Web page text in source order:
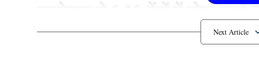
बल्लेबाज ने 141 गेंदों में ठोक डाले